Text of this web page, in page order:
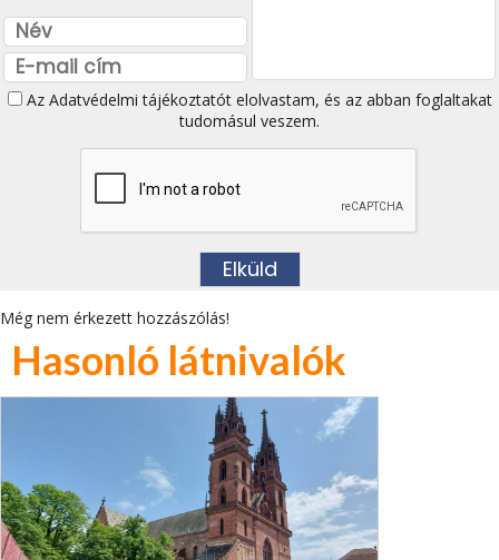
Az Adatvédelmi tájékoztatótelolvastam, és az abban foglaltakat
tudomásul veszem.
Még nem érkezett hozzászólás!
Hasonló látnivalók